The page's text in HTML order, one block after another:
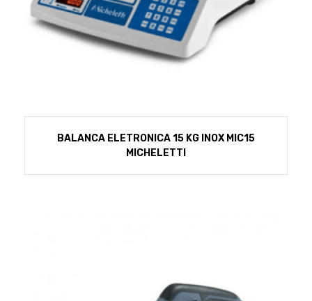
BALANCA ELETRONICA 15 KG INOX MIC15
MICHELETTI